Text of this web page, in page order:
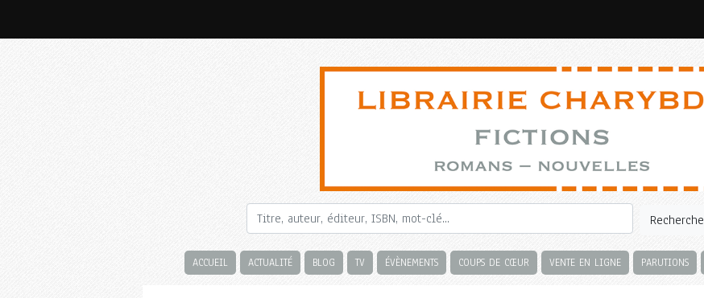
Recherche
ACCUEIL ACTUALITÉ BLOG TV ÉVÈNEMENTS COUPS DE CŒUR VENTE EN LIGNE PARUTIONS